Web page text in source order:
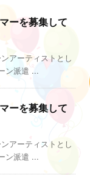
ーを募集して
アーティストとし
ン派遣 ...
ーを募集して
アーティストとし
ン派遣 ...